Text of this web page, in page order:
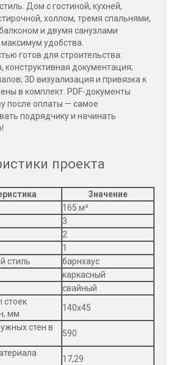
Дом с гостиной, кухней,
холлом, тремя спальнями,
и двумя санузлами
удобства.
готов для строительства:
конструктивная документация;
3D визуализация и привязка к
в комплект. PDF-документы
после оплаты — самое
подрядчику и начинать
проекта
Значение
165 м²
3
2
1
стиль
барнхаус
каркасный
свайный
стоек
мм
140х45
стен в
590
17,29